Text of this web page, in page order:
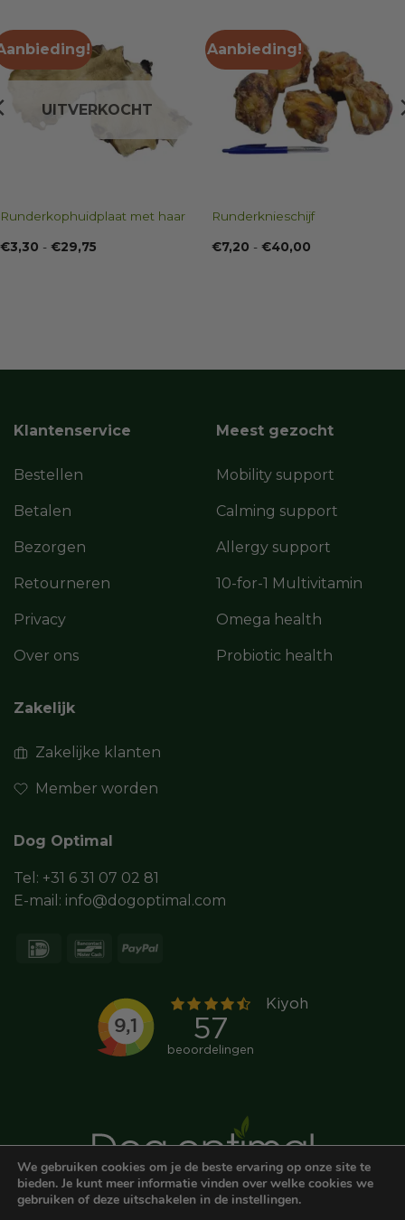
UITVERKOCHT
Runderkophuidplaat met haar
€3,30 - €29,75Prijsklasse:
Aanbieding!
Runderknieschijf
€7,20 - €40,00Prijsklasse:
Klantenservice
Bestellen
Betalen
Bezorgen
Retourneren
Privacy
Over ons
Meest gezocht
Mobility support
Calming support
Allergy support
10-for-1 Multivitamin
Omega health
Probiotic health
Zakelijk
Zakelijke klanten
Member worden
Dog Optimal
Tel: +31 6 31 07 02 81
E-mail: info@dogoptimal.com
IDeal Bancontact
PayPal
We gebruiken cookies om je de beste ervaring op onze site te
bieden. Je kunt meer informatie vinden over welke cookies we
gebruiken of deze uitschakelen in de instellingen.